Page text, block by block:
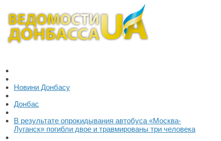
Новини Донбасу
Донбас
В результате опрокидывания автобуса «Москва-
Луганск» погибли двое и травмированы три человека